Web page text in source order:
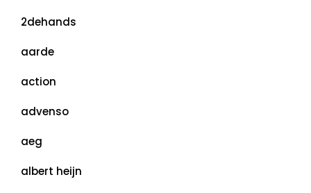
2dehands
aarde
action
advenso
aeg
albert heijn